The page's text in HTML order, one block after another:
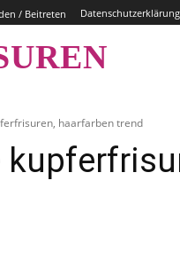
/ Beitreten Datenschutzerklärung
haarfarben trend